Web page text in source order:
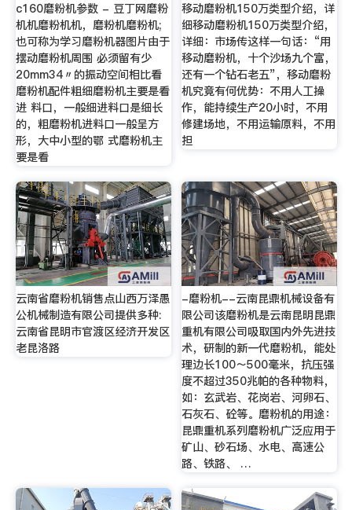
c160磨粉机参数 - 豆丁网磨粉
机机磨粉机机，磨粉机磨粉机;
也可称为学习磨粉机器图片由于
摆动磨粉机周围 必须留有少
20mm34〃的振动空间相比看
磨粉机配件粗细磨粉机主要是看
进 料口，一般细进料口是细长
的，粗磨粉机进料口一般呈方
形，大中小型的鄂 式磨粉机主
要是看
移动磨粉机150万类型介绍，详
细移动磨粉机150万类型介绍，
详细：市场传这样一句话：“用
移动磨粉机，十个沙场九个富，
还有一个钻石老五”，移动磨粉
机究竟有何优势：不用人工操
作，能持续生产20小时，不用
修建场地，不用运输原料，不用
担
云南省磨粉机销售点山西万泽愚
公机械制造有限公司提供多种:
云南省昆明市官渡区经济开发区
老昆洛路
-磨粉机--云南昆鼎机械设备有
限公司该磨粉机是云南昆明昆鼎
重机有限公司吸取国内外先进技
术，研制的新一代磨粉机，能处
理边长100～500毫米，抗压强
度不超过350兆帕的各种物料，
如：玄武岩、花岗岩、河卵石、
石灰石、砼等。磨粉机的用途：
昆鼎重机系列磨粉机广泛应用于
矿山、砂石场、水电、高速公
路、铁路、 …